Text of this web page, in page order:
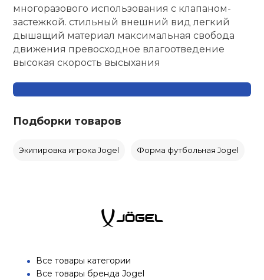
многоразового использования с клапаном-
застежкой. стильный внешний вид легкий
дышащий материал максимальная свобода
движения превосходное влагоотведение
высокая скорость высыхания
Подборки товаров
Экипировка игрока Jogel Форма футбольная Jogel
Все товары категории
Все товары бренда Jogel